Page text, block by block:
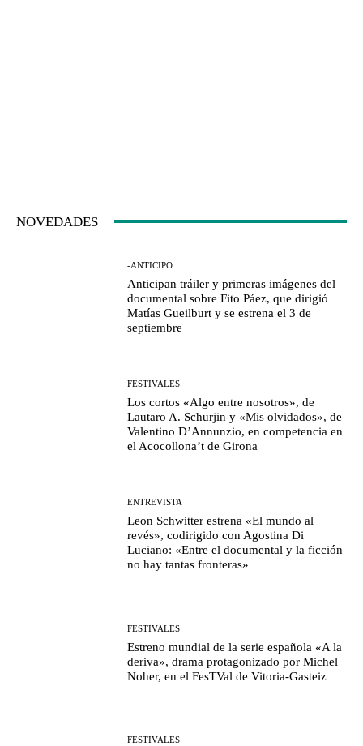
NOVEDADES
-ANTICIPO
Anticipan tráiler y primeras imágenes del
documental sobre Fito Páez, que dirigió
Matías Gueilburt y se estrena el 3 de
septiembre
FESTIVALES
Los cortos «Algo entre nosotros», de
Lautaro A. Schurjin y «Mis olvidados», de
Valentino D’Annunzio, en competencia en
el Acocollona’t de Girona
ENTREVISTA
Leon Schwitter estrena «El mundo al
revés», codirigido con Agostina Di
Luciano: «Entre el documental y la ficción
no hay tantas fronteras»
FESTIVALES
Estreno mundial de la serie española «A la
deriva», drama protagonizado por Michel
Noher, en el FesTVal de Vitoria-Gasteiz
FESTIVALES